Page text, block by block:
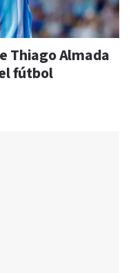
Thiago Almada
fútbol